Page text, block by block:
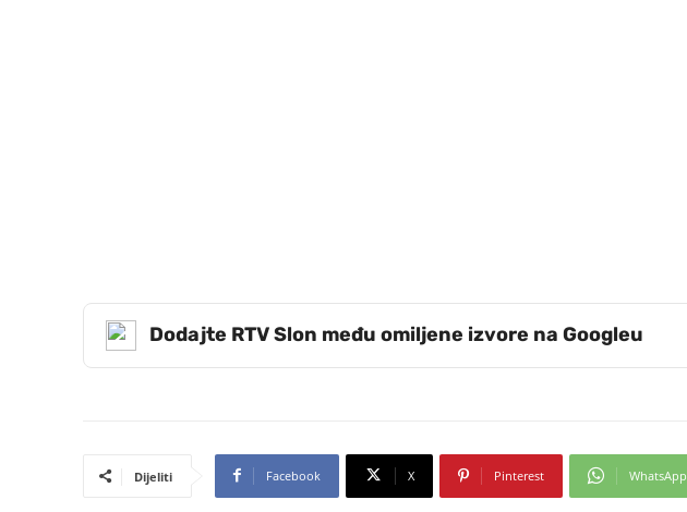
Dodajte RTV Slon među omiljene izvore na Googleu
Dijeliti Facebook X Pinterest WhatsApp